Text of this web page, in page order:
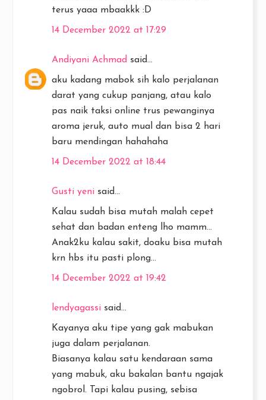
terus yaaa mbaakkk :D
14 December 2022 at 17:29
Andiyani Achmad said...
aku kadang mabok sih kalo perjalanan
darat yang cukup panjang, atau kalo
pas naik taksi online trus pewanginya
aroma jeruk, auto mual dan bisa 2 hari
baru mendingan hahahaha
14 December 2022 at 18:44
Gusti yeni said...
Kalau sudah bisa mutah malah cepet
sehat dan badan enteng lho mamm...
Anak2ku kalau sakit, doaku bisa mutah
krn hbs itu pasti plong...
14 December 2022 at 19:42
lendyagassi said...
Kayanya aku tipe yang gak mabukan
juga dalam perjalanan.
Biasanya kalau satu kendaraan sama
yang mabuk, aku bakalan bantu ngajak
ngobrol. Tapi kalau pusing, sebisa